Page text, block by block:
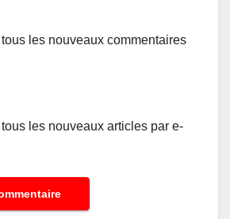
les nouveaux commentaires
les nouveaux articles par e-